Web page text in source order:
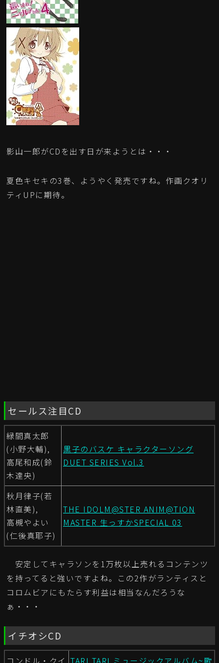
影山一郎がCDを出す日が来ようとは・・・
夏色キセキの3巻、ようやく発売ですね。作画クオリ
ティUPに期待。
セールス注目CD
緑間真太郎
(小野大輔),
高尾和成(鈴
木達央)
黒子のバスケ キャラクターソング
DUET SERIES Vol.3
秋月律子(若
林直美),
高槻やよい
(仁後真耶子)
THE IDOLM@STER ANIM@TION
MASTER 生っすかSPECIAL 03
安定してキャラソンを1万枚以上売れるコンテンツ
を持ってると強いですよね。この2作がランティスと
コロムビアにもたらす利益は相当なんだろうな
ぁ・・・
イチオシCD